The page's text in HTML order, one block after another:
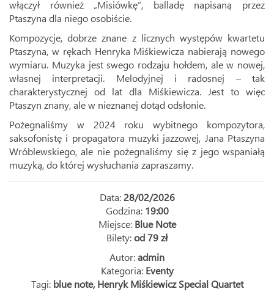
włączył również „Misiówkę”, balladę napisaną przez
Ptaszyna dla niego osobiście.
Kompozycje, dobrze znane z licznych występów kwartetu
Ptaszyna, w rękach Henryka Miśkiewicza nabierają nowego
wymiaru. Muzyka jest swego rodzaju hołdem, ale w nowej,
własnej interpretacji. Melodyjnej i radosnej – tak
charakterystycznej od lat dla Miśkiewicza. Jest to więc
Ptaszyn znany, ale w nieznanej dotąd odsłonie.
Pożegnaliśmy w 2024 roku wybitnego kompozytora,
saksofonistę i propagatora muzyki jazzowej, Jana Ptaszyna
Wróblewskiego, ale nie pożegnaliśmy się z jego wspaniałą
muzyką, do której wysłuchania zapraszamy.
Data: 28/02/2026
Godzina: 19:00
Miejsce: Blue Note
Bilety:od 79 zł
Autor:admin
Kategoria: Eventy
Tagi: blue note, Henryk Miśkiewicz Special Quartet